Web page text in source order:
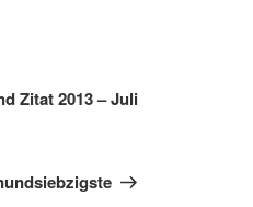
Zitat 2013 – Juli